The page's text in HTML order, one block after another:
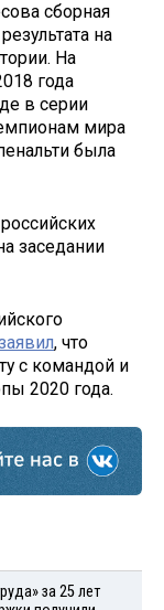
сборная
на
На
года
в серии
мира
была
заседании
, что
с командой и
2020 года.
за 25 лет